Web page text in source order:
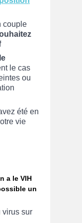
couple
le cas
ou
été en
vie
a le VIH
un
virus sur